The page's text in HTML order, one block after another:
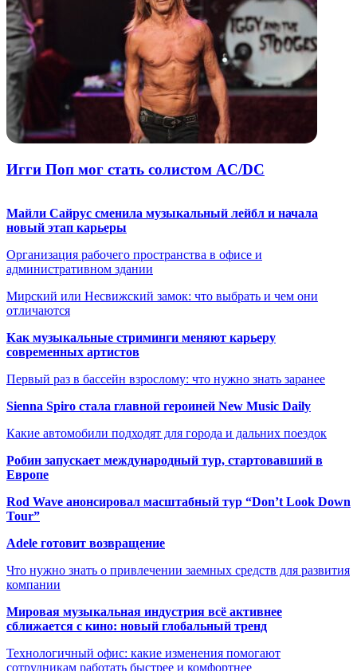
Игги Поп мог стать солистом AC/DC
Майли Сайрус сменила музыкальный лейбл и начала
новый этап карьеры
Организация рабочего пространства в офисе и
административном здании
Мирский или Несвижский замок: что выбрать и чем они
отличаются
Как музыкальные стриминги меняют карьеру
современных артистов
Первый раз в бассейн взрослому: что нужно знать заранее
Sienna Spiro стала главной героиней New Music Daily
Какие автомобили подходят для города и дальних поездок
Робин запускает международный тур, стартовавший в
Европе
Rod Wave анонсировал масштабный тур “Don’t Look Down
Tour”
Adele готовит возвращение
Что нужно знать о привлечении заемных средств для развития
компании
Мировая музыкальная индустрия всё активнее
сближается с кино: новый глобальный тренд
Технологичный офис: какие изменения помогают
сотрудникам работать быстрее и комфортнее